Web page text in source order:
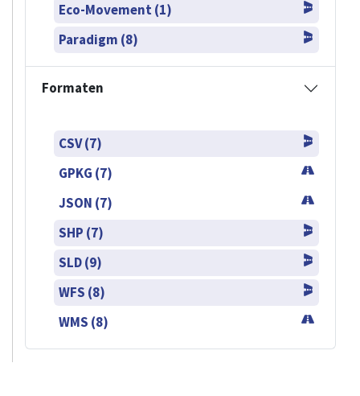
Eco-Movement (1)
Paradigm (8)
Formaten
CSV (7)
GPKG (7)
JSON (7)
SHP (7)
SLD (9)
WFS (8)
WMS (8)